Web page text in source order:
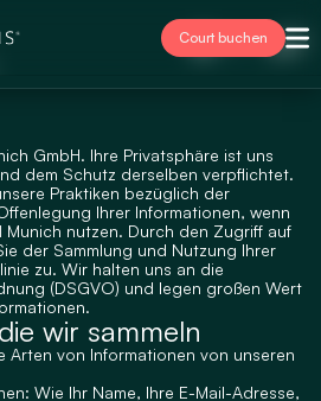
Court buchen
GmbH. Ihre Privatsphäre ist uns
dem Schutz derselben verpflichtet.
Praktiken bezüglich der
Ihrer Informationen, wenn
Munich nutzen. Durch den Zugriff auf
der Sammlung und Nutzung Ihrer
zu. Wir halten uns an die
(DSGVO) und legen großen Wert
wir sammeln
Arten von Informationen von unseren
Wie Ihr Name, Ihre E-Mail-Adresse,
Select Language
Deutsch